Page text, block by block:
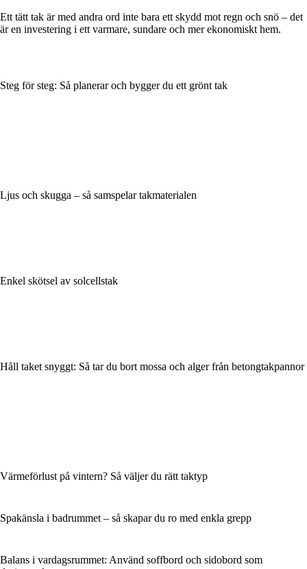
Ett tätt tak är med andra ord inte bara ett skydd mot regn och snö – det
är en investering i ett varmare, sundare och mer ekonomiskt hem.
Steg för steg: Så planerar och bygger du ett grönt tak
Ljus och skugga – så samspelar takmaterialen
Enkel skötsel av solcellstak
Håll taket snyggt: Så tar du bort mossa och alger från betongtakpannor
Värmeförlust på vintern? Så väljer du rätt taktyp
Spakänsla i badrummet – så skapar du ro med enkla grepp
Balans i vardagsrummet: Använd soffbord och sidobord som